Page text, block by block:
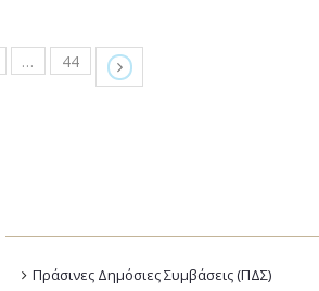
… 44
Πράσινες Δημόσιες Συμβάσεις (ΠΔΣ)